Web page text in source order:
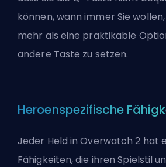
können, wann immer Sie
mehr als eine praktikable
andere Taste zu setzen.
Heroenspezifische
Jeder Held in Overwatch 2 hat
Fähigkeiten, die ihren Spielstil